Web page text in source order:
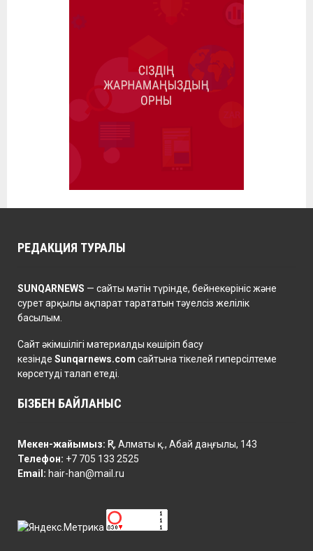
РЕДАКЦИЯ ТУРАЛЫ
SUNQARNEWS — сайты мәтін түрінде, бейнекөрініс және
сурет арқылы ақпарат тарататын тәуелсіз желілік
басылым.
Сайт әкімшілігі материалды көшіріп басу
кезінде Sunqarnews.com сайтына тікелей гиперсілтеме
көрсетуді талап етеді.
БІЗБЕН БАЙЛАНЫС
Мекен-жайымыз: ҚР, Алматы қ., Абай даңғылы, 143
Телефон: +7 705 133 2525
Email: hair-han@mail.ru